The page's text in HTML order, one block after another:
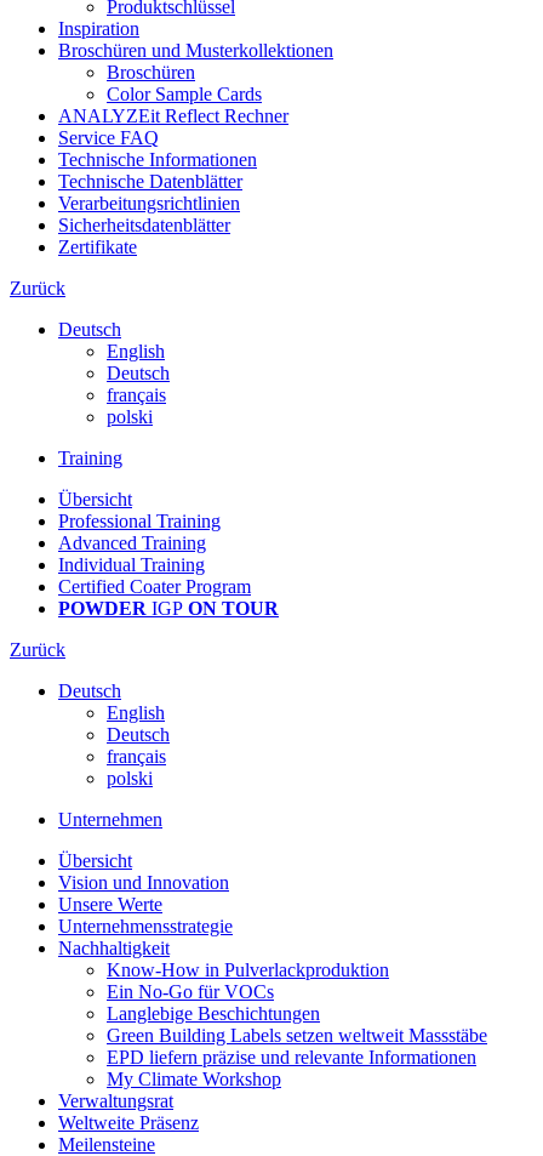
Produktschlüssel
Inspiration
Broschüren und Musterkollektionen
Broschüren
Color Sample Cards
ANALYZEit Reflect Rechner
Service FAQ
Technische Informationen
Technische Datenblätter
Verarbeitungsrichtlinien
Sicherheitsdatenblätter
Zertifikate
Zurück
Deutsch
English
Deutsch
français
polski
Training
Übersicht
Professional Training
Advanced Training
Individual Training
Certified Coater Program
POWDER IGP ON TOUR
Zurück
Deutsch
English
Deutsch
français
polski
Unternehmen
Übersicht
Vision und Innovation
Unsere Werte
Unternehmensstrategie
Nachhaltigkeit
Know-How in Pulverlackproduktion
Ein No-Go für VOCs
Langlebige Beschichtungen
Green Building Labels setzen weltweit Massstäbe
EPD liefern präzise und relevante Informationen
My Climate Workshop
Verwaltungsrat
Weltweite Präsenz
Meilensteine